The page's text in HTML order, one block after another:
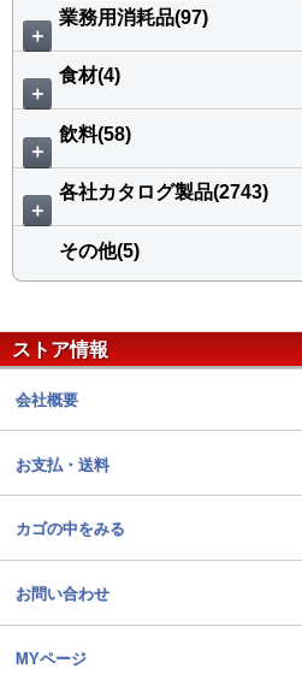
＋
業務用消耗品(97)
＋
食材(4)
＋
飲料(58)
＋
各社カタログ製品(2743)
その他(5)
ストア情報
会社概要
お支払・送料
カゴの中をみる
お問い合わせ
MYページ